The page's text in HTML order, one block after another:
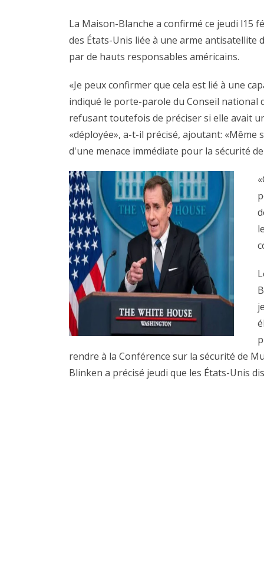
La Maison-Blanche a confirmé ce jeudi l15
des États-Unis liée à une arme antisatellite
par de hauts responsables américains.
«Je peux confirmer que cela est lié à une
indiqué le porte-parole du Conseil national
refusant toutefois de préciser si elle avait
«déployée», a-t-il précisé, ajoutant: «Même
d'une menace immédiate pour la sécurité
rendre à la Conférence sur la sécurité de
Blinken a précisé jeudi que les États-Unis